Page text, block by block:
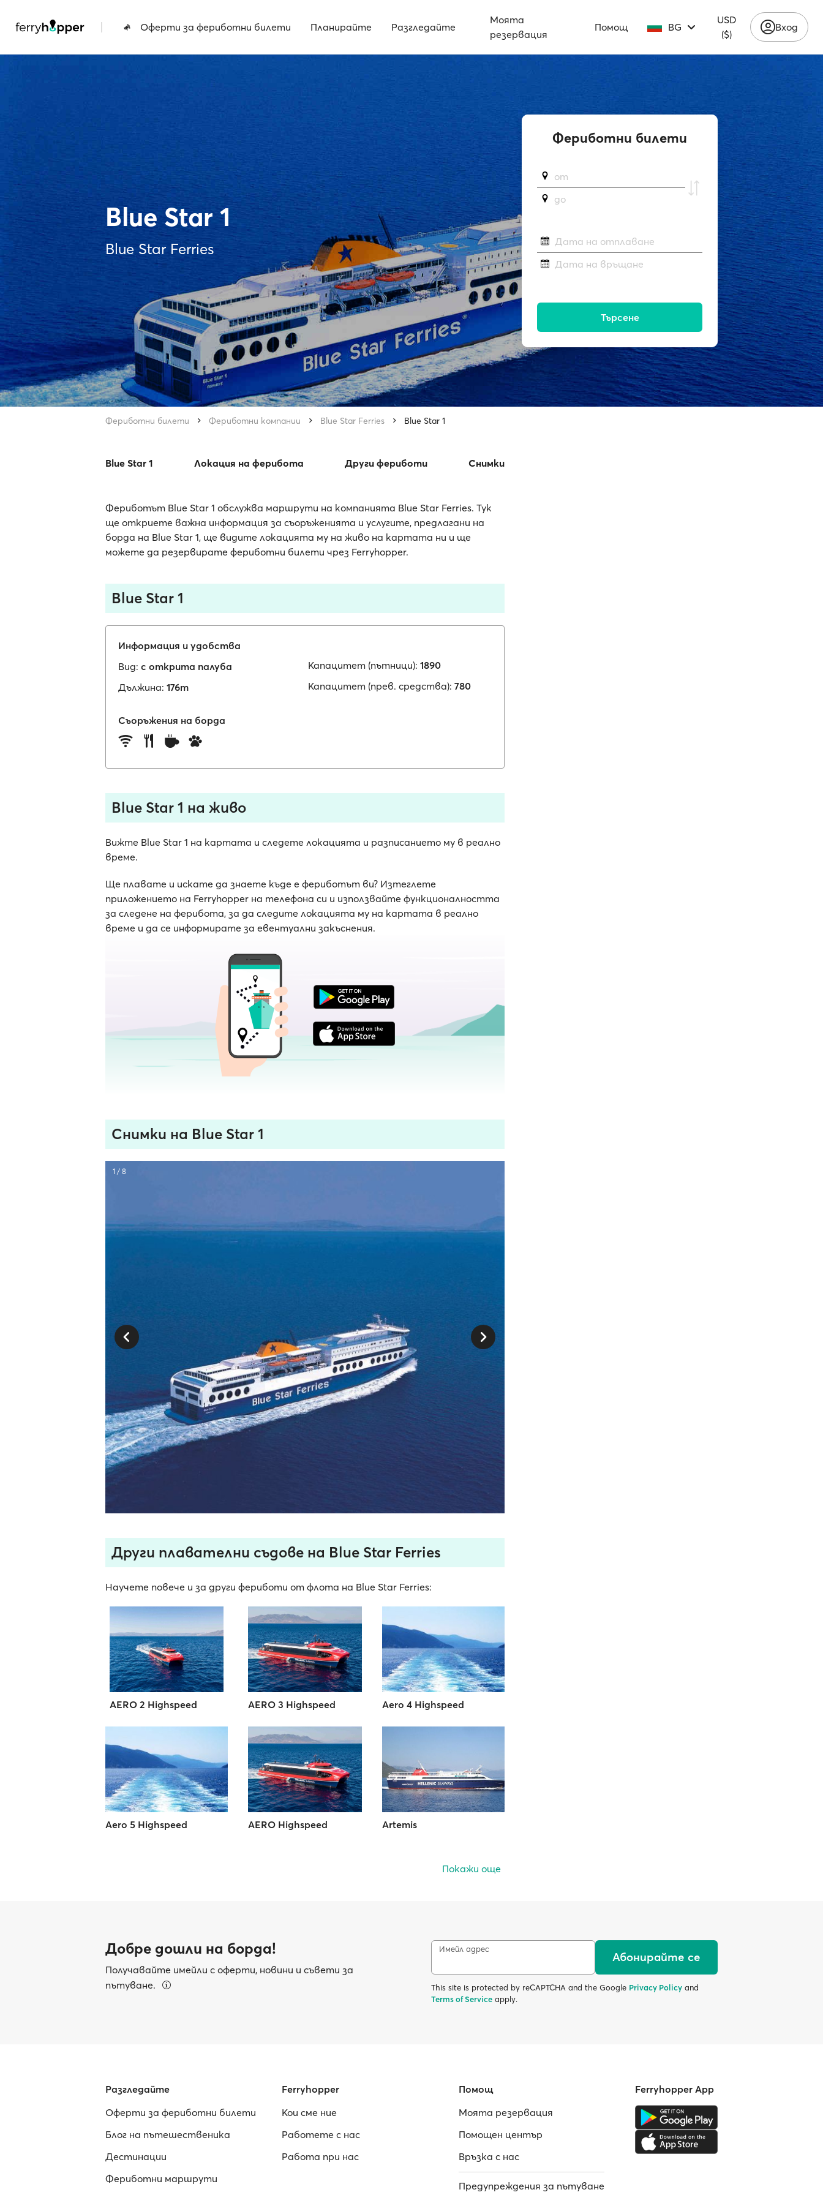
| Оферти за фериботни билети Планирайте Разгледайте
Моята
резервация
Помощ BG
USD
($)
Вход
Blue Star 1
Blue Star Ferries
Фериботни билети Фериботни компании Blue Star Ferries Blue Star 1
Blue Star 1 Локация на ферибота Други фериботи Снимки
Фериботът Blue Star 1 обслужва маршрути на компанията Blue Star Ferries. Тук
ще откриете важна информация за съоръженията и услугите, предлагани на
борда на Blue Star 1, ще видите локацията му на живо на картата ни и ще
можете да резервирате фериботни билети чрез Ferryhopper.
Blue Star 1
Информация и удобства
Вид: с открита палуба
Дължина: 176m
Капацитет (пътници): 1890
Капацитет (прев. средства): 780
Съоръжения на борда
Blue Star 1 на живо
Вижте Blue Star 1 на картата и следете локацията и разписанието му в реално
време.
Ще плавате и искате да знаете къде е фериботът ви? Изтеглете
приложението на Ferryhopper на телефона си и използвайте функционалността
за следене на ферибота, за да следите локацията му на картата в реално
време и да се информирате за евентуални закъснения.
Снимки на Blue Star 1
1 / 8
Други плавателни съдове на Blue Star Ferries
Научете повече и за други фериботи от флота на Blue Star Ferries:
AERO 2 Highspeed AERO 3 Highspeed Aero 4 Highspeed
Aero 5 Highspeed AERO Highspeed Artemis
Покажи още
Фериботни билети
от
до
Дата на отплаване
Дата на връщане
Търсене
Добре дошли на борда!
Получавайте имейли с оферти, новини и съвети за
пътуване.
Имейл адрес
Абонирайте се
This site is protected by reCAPTCHA and the Google Privacy Policy and
Terms of Service apply.
Разгледайте
Оферти за фериботни билети
Блог на пътешественика
Дестинации
Фериботни маршрути
Ferryhopper
Кои сме ние
Работете с нас
Работa при нас
Помощ
Моята резервация
Помощен център
Връзка с нас
Предупреждения за пътуване
Ferryhopper App